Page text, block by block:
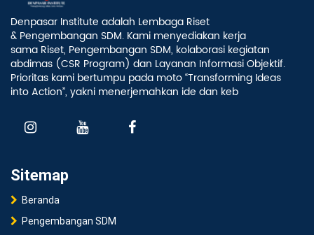
Denpasar Institute adalah Lembaga Riset
& Pengembangan SDM. Kami menyediakan kerja
sama Riset, Pengembangan SDM, kolaborasi kegiatan
abdimas (CSR Program) dan Layanan Informasi Objektif.
Prioritas kami bertumpu pada moto “Transforming Ideas
into Action”, yakni menerjemahkan ide dan keb
Sitemap
Beranda
Pengembangan SDM